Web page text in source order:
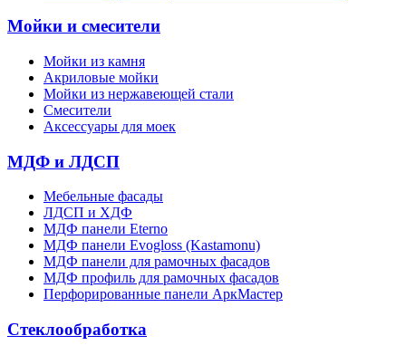
Мойки и смесители
Мойки из камня
Акриловые мойки
Мойки из нержавеющей стали
Смесители
Аксессуары для моек
МДФ и ЛДСП
Мебельные фасады
ЛДСП и ХДФ
МДФ панели Eterno
МДФ панели Evogloss (Kastamonu)
МДФ панели для рамочных фасадов
МДФ профиль для рамочных фасадов
Перфорированные панели АркМастер
Стеклообработка